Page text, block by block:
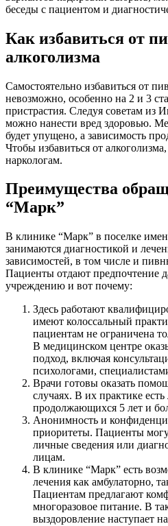
беседы с пациентом и
Как избавиться от
алкоголизма
Самостоятельно избавиться от
невозможно, особенно на 2 и 3
пристрастия. Следуя советам из
можно нанести вред здоровью.
будет упущено, а зависимость
Чтобы избавиться от
наркологам.
Преимущества
“Марк”
В клинике “Марк” в поселке
занимаются диагностикой и
зависимостей, в том числе и
Пациенты отдают предпочтение
учреждению и вот почему:
Здесь работают
имеют колоссальный
пациентам не ограничена
В медицинском центре
подход, включая
психологами,
Врачи готовы оказать
случаях. В их практике
продолжающихся 5 лет и
Анонимность и
приоритеты. Пациенты
личные сведения или
лицам.
В клинике “Марк” есть
лечения как амбулаторно,
Пациентам предлагают
многоразовое питание. В
выздоровление наступает